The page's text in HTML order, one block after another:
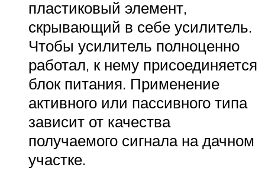
пластиковый элемент,
скрывающий в себе усилитель.
Чтобы усилитель полноценно
работал, к нему присоединяется
блок питания. Применение
активного или пассивного типа
зависит от качества
получаемого сигнала на дачном
участке.